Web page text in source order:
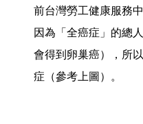
前台灣勞工健康服務
因為「全癌症」的總
會得到卵巢癌），所
症（參考上圖）。